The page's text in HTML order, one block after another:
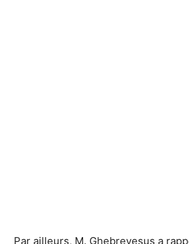
Par ailleurs, M. Ghebreyesus a